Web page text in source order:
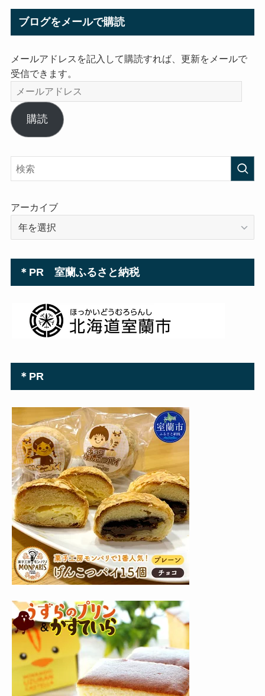
ブログをメールで購読
メールアドレスを記入して購読すれば、更新をメールで
受信できます。
メ
ー
ル
ア
ス
購読
アーカイブ
＊PR 室蘭ふるさと納税
＊PR